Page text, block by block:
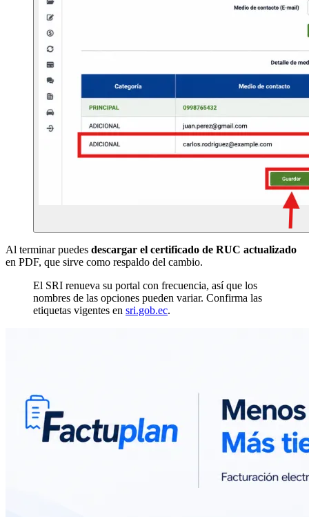
Al terminar puedes descargar el certificado de RUC actualizado
en PDF, que sirve como respaldo del cambio.
El SRI renueva su portal con frecuencia, así que los
nombres de las opciones pueden variar. Confirma las
etiquetas vigentes en sri.gob.ec.